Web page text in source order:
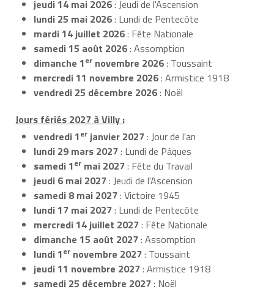
jeudi 14 mai 2026: Jeudi de l'Ascension
lundi 25 mai 2026: Lundi de Pentecôte
mardi 14 juillet 2026: Fête Nationale
samedi 15 août 2026: Assomption
dimanche 1er novembre 2026: Toussaint
mercredi 11 novembre 2026: Armistice 1918
vendredi 25 décembre 2026: Noël
Jours fériés 2027 à Villy :
vendredi 1er janvier 2027: Jour de l'an
lundi 29 mars 2027: Lundi de Pâques
samedi 1er mai 2027: Fête du Travail
jeudi 6 mai 2027: Jeudi de l'Ascension
samedi 8 mai 2027: Victoire 1945
lundi 17 mai 2027: Lundi de Pentecôte
mercredi 14 juillet 2027: Fête Nationale
dimanche 15 août 2027: Assomption
lundi 1er novembre 2027: Toussaint
jeudi 11 novembre 2027: Armistice 1918
samedi 25 décembre 2027: Noël